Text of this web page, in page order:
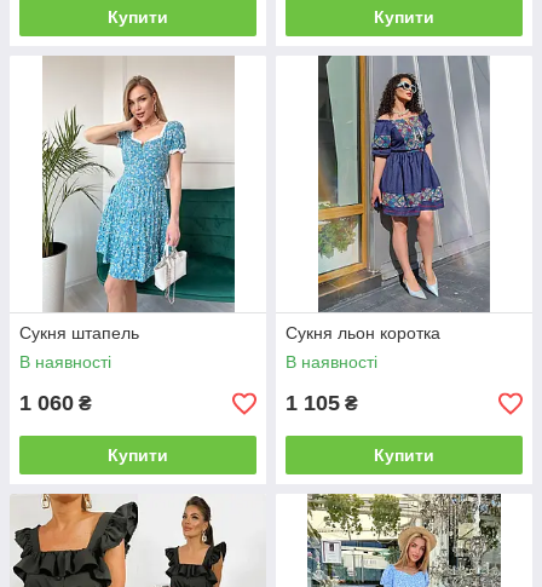
Купити Купити
Сукня штапель
В наявності
1 060 ₴
Купити
Сукня льон коротка
В наявності
1 105 ₴
Купити